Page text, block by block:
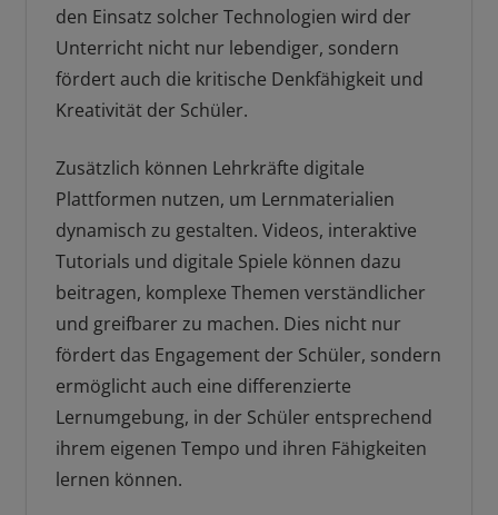
den Einsatz solcher Technologien wird der
Unterricht nicht nur lebendiger, sondern
fördert auch die kritische Denkfähigkeit und
Kreativität der Schüler.
Zusätzlich können Lehrkräfte digitale
Plattformen nutzen, um Lernmaterialien
dynamisch zu gestalten. Videos, interaktive
Tutorials und digitale Spiele können dazu
beitragen, komplexe Themen verständlicher
und greifbarer zu machen. Dies nicht nur
fördert das Engagement der Schüler, sondern
ermöglicht auch eine differenzierte
Lernumgebung, in der Schüler entsprechend
ihrem eigenen Tempo und ihren Fähigkeiten
lernen können.